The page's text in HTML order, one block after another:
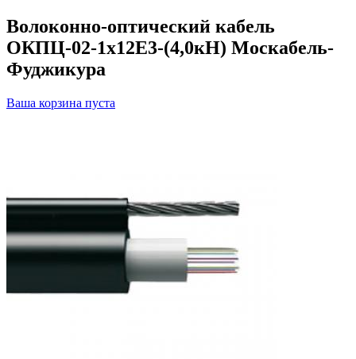
Волоконно-оптический кабель
ОКПЦ-02-1х12E3-(4,0кН) Москабель-
Фуджикура
Ваша корзина пуста